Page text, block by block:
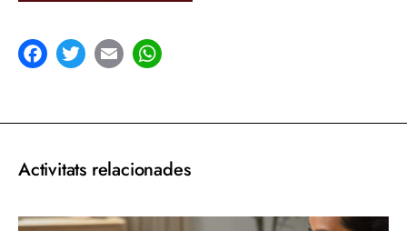
Activitats relacionades